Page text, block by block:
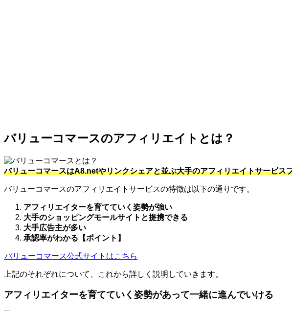
バリューコマースのアフィリエイトとは？
バリューコマースはA8.netやリンクシェアと並ぶ大手のアフィリエイトサービス
バリューコマースのアフィリエイトサービスの特徴は以下の通りです。
アフィリエイターを育てていく姿勢が強い
大手のショッピングモールサイトと提携できる
大手広告主が多い
承認率がわかる【ポイント】
バリューコマース公式サイトはこちら
上記のそれぞれについて、これから詳しく説明していきます。
アフィリエイターを育てていく姿勢があって一緒に進んでいける